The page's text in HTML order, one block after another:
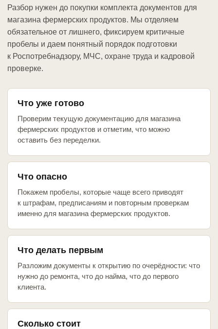
Разбор нужен до покупки комплекта документов для
магазина фермерских продуктов. Мы отделяем
обязательное от лишнего, фиксируем критичные
пробелы и даем понятный порядок подготовки
к Роспотребнадзору, МЧС, охране труда и кадровой
проверке.
Что уже готово
Проверим текущую документацию для магазина
фермерских продуктов и отметим, что можно
оставить без переделки.
Что опасно
Покажем пробелы, которые чаще всего приводят
к штрафам, предписаниям и повторным проверкам
именно для магазина фермерских продуктов.
Что делать первым
Разложим документы к открытию по очерёдности: что
нужно до ремонта, что до найма, что до первого
клиента.
Сколько стоит